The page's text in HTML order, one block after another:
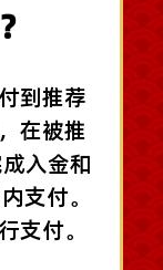
到推荐
在被推
入金和
支付。
支付。